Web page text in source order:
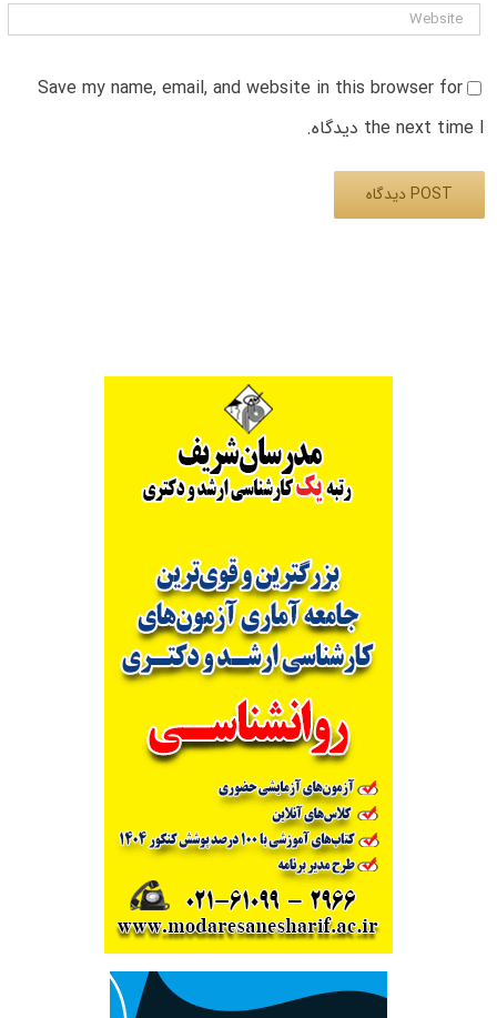
Save my name, email, and website in this browser for
the next time I دیدگاه.